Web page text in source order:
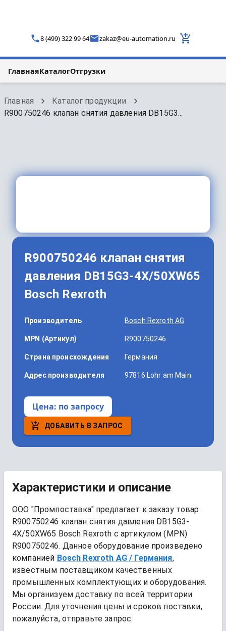
8 (499) 322 99 64 zakaz@eu-automation.ru
ГлавнаяКаталогОтгрузки
Главная
Каталог продукции
R900750246 клапан снятия давления DB15G3...
R900750246 клапан снятия
давления DB15G3-4X/50XW65
Bosch Rexroth
Производитель Bosch Rexroth AG
MPN (Артикул) R900750246
Страна происхождения Германия
Адрес производителя 97816 Lohr am Main
Цена: по запросу
ДОБАВИТЬ В ЗАПРОС
Характеристики и описание
ООО "Промпоставка" предлагает к заказу товар
R900750246 клапан снятия давления DB15G3-
4X/50XW65 Bosch Rexroth
R900750246. Данное оборудование произведено
компанией Bosch Rexroth AG / Германия,
известным поставщиком качественных
промышленных комплектующих и оборудования.
Мы организуем доставку по всей территории
России. Для уточнения цены и сроков поставки,
пожалуйста, отправьте запрос.